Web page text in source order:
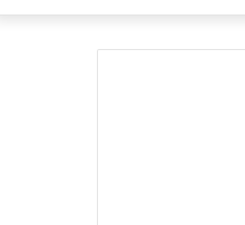
المظلم